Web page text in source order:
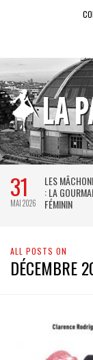
31
MAI 2026
LES
: LA
FÉMININ
ALL POSTS ON
DÉCEMBRE